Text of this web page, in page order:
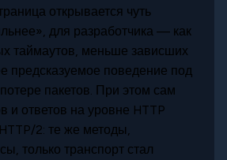
открывается чуть
для разработчика — как
таймаутов, меньше зависших
предсказуемое поведение под
пакетов. При этом сам
и ответов на уровне HTTP
2: те же методы,
только транспорт стал